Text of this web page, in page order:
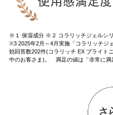
※１ 保湿成分 ※２ コラリッチジェルシ
※3 2025年2月～4月実施「コラリッチ
効回答数202件(コラリッチ EX ブライト
中のお客さま)。 満足の値は「非常に満